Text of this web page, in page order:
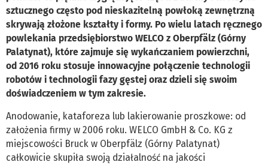
sztucznego często pod nieskazitelną powłoką zewnętrzną
skrywają złożone kształty i formy. Po wielu latach ręcznego
powlekania przedsiębiorstwo WELCO z Oberpfälz (Górny
Palatynat), które zajmuje się wykańczaniem powierzchni,
od 2016 roku stosuje innowacyjne połączenie technologii
robotów i technologii fazy gęstej oraz dzieli się swoim
doświadczeniem w tym zakresie.
Anodowanie, kataforeza lub lakierowanie proszkowe: od
założenia firmy w 2006 roku. WELCO GmbH & Co. KG z
miejscowości Bruck w Oberpfälz (Górny Palatynat)
całkowicie skupiła swoją działalność na jakości